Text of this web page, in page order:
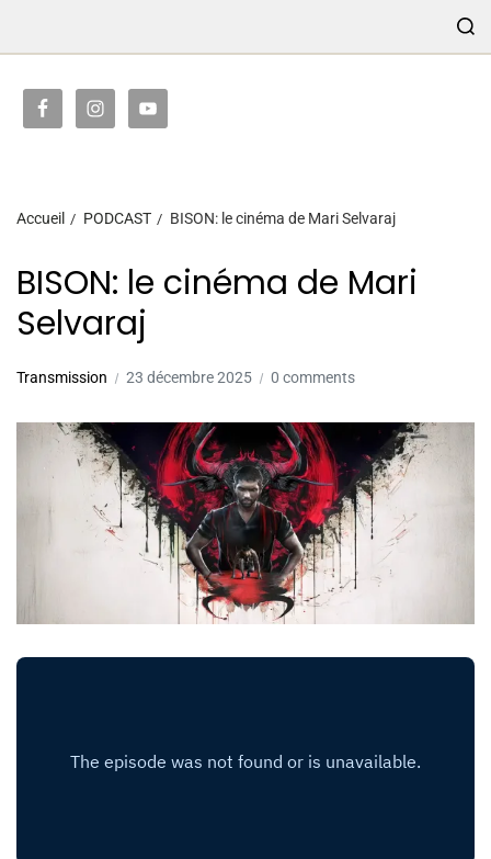
Accueil PODCAST BISON: le cinéma de Mari Selvaraj
BISON: le cinéma de Mari
Selvaraj
Transmission 23 décembre 2025 0 comments